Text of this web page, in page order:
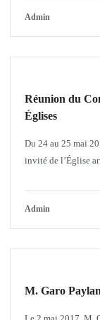
Admin
Réunion du
Églises
Du 24 au 25 mai
invité de l’Église
Admin
M. Garo